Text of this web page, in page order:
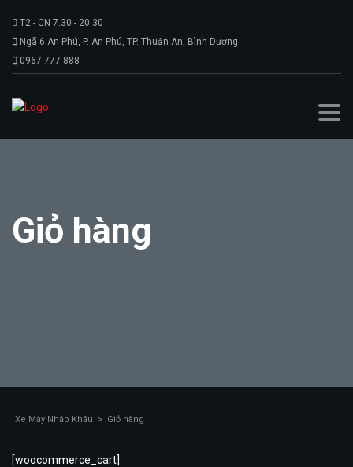
T2 - CN 7.30 - 20:30
Ngã 6 An Phú, P. An Phú, TP. Thuận An, Bình Dương
0967 777 888
Giỏ hàng
Xe Máy Nhập Khẩu > Giỏ hàng
[woocommerce_cart]